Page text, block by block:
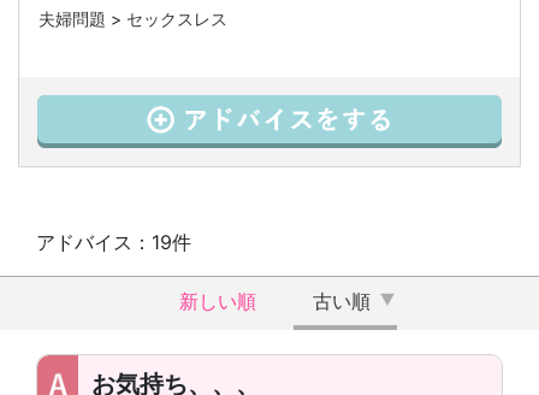
夫婦問題 > セックスレス
アドバイス：19件
新しい順 古い順
お気持ち、、、